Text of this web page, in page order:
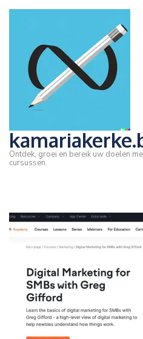
Ga
Enter)
Ontdek, groei en bereik uw doelen
cursussen.